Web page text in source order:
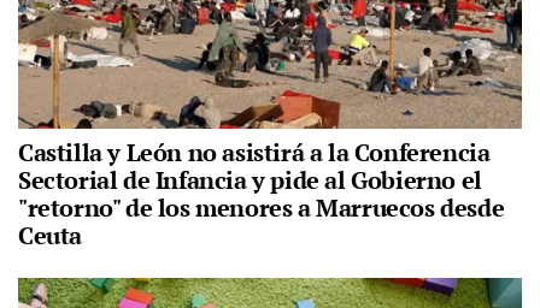
Castilla y León no asistirá a la Conferencia
Sectorial de Infancia y pide al Gobierno el
"retorno" de los menores a Marruecos desde
Ceuta